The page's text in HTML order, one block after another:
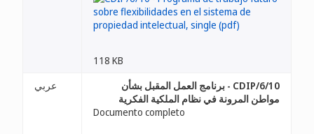
118 KB
عربي
CDIP/6/10 - برنامج العمل المقبل بشأن
مواطن المرونة في نظام الملكية الفكرية
Documento completo